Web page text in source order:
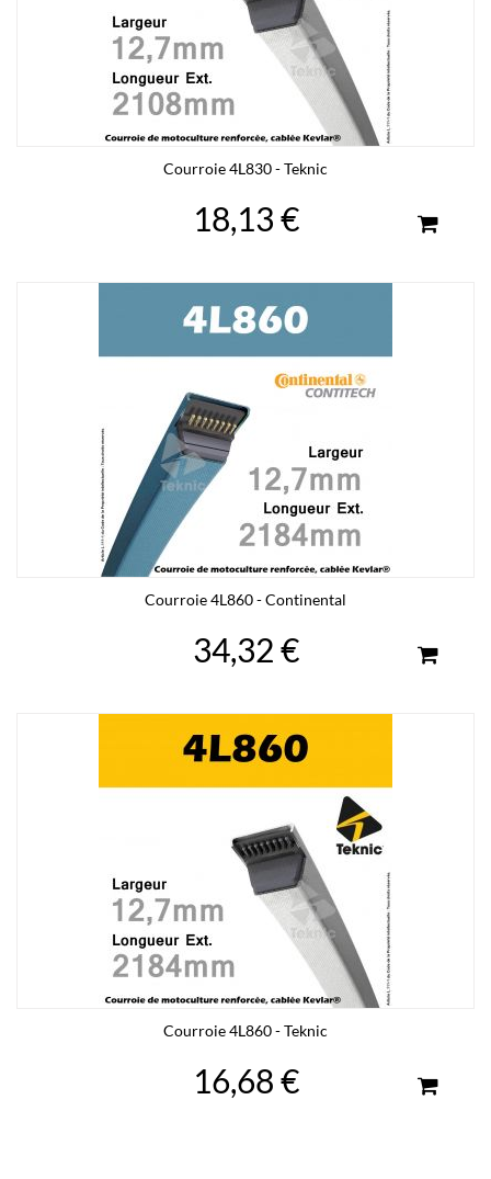
Courroie 4L830 - Teknic
18,13 €
Courroie 4L860 - Continental
34,32 €
Courroie 4L860 - Teknic
16,68 €